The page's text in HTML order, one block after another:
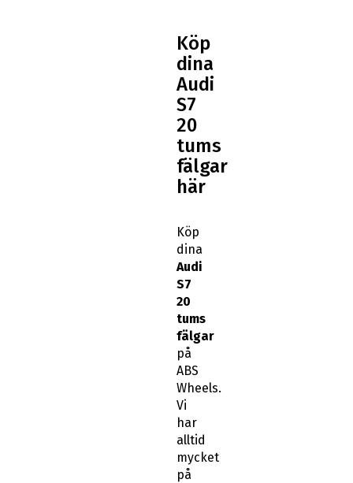
Köp
dina
Audi
S7
20
tums
fälgar
här
Köp
dina
Audi
S7
20
tums
fälgar
på
ABS
Wheels.
Vi
har
alltid
mycket
på